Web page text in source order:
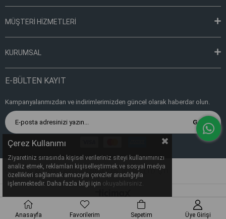
MÜŞTERİ HİZMETLERİ
KURUMSAL
E-BÜLTEN KAYIT
Kampanyalarımızdan ve indirimlerimizden güncel olarak haberdar olun.
Gönder
Copyright © 2022, TARTES TARIM SAN. VE TİC. LTD. ŞTİ.
Çerez Kullanımı
Ziyaretiniz sırasında kişisel verileriniz siteyi kullanımınızı
analiz etmek, reklamları kişiselleştirmek ve sosyal medya
özellikleri sağlamak amacıyla çerezler aracılığıyla
işlenmektedir. Daha fazla bilgi için okuyabilirsiniz.
Anasayfa Favorilerim Sepetim Üye Girişi